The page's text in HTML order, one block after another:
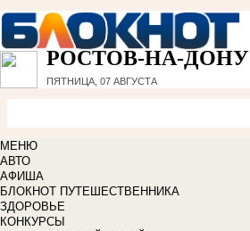
РОСТОВ-НА-ДОНУ
ПЯТНИЦА, 07 АВГУСТА
МЕНЮ
АВТО
АФИША
БЛОКНОТ ПУТЕШЕСТВЕННИКА
ЗДОРОВЬЕ
КОНКУРСЫ